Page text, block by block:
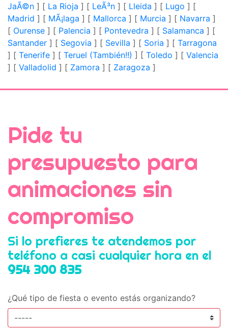
JaÃ©n ] [ La Rioja ] [ LeÃ³n ] [ Lleida ] [ Lugo ] [
Madrid ] [ MÃ¡laga ] [ Mallorca ] [ Murcia ] [ Navarra ]
[ Ourense ] [ Palencia ] [ Pontevedra ] [ Salamanca ] [
Santander ] [ Segovia ] [ Sevilla ] [ Soria ] [ Tarragona
] [ Tenerife ] [ Teruel (También!!) ] [ Toledo ] [ Valencia
] [ Valladolid ] [ Zamora ] [ Zaragoza ]
Pide tu
presupuesto para
animaciones sin
compromiso
Si lo prefieres te atendemos por
teléfono a casi cualquier hora en el
954 300 835
¿Qué tipo de fiesta o evento estás organizando?